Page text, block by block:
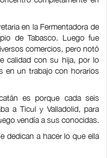
en la Fermentadora de
de Tabasco. Luego fue
comercios, pero notó
calidad con su hija, por lo
en un trabajo con horarios
es porque cada seis
a Ticul y Valladolid, para
vendía a sus conocidas.
dedican a hacer lo que ella